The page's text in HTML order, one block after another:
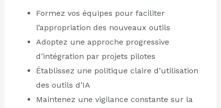
Formez vos équipes pour faciliter
l’appropriation des nouveaux outils
Adoptez une approche progressive
d’intégration par projets pilotes
Établissez une politique claire d’utilisation
des outils d’IA
Maintenez une vigilance constante sur la